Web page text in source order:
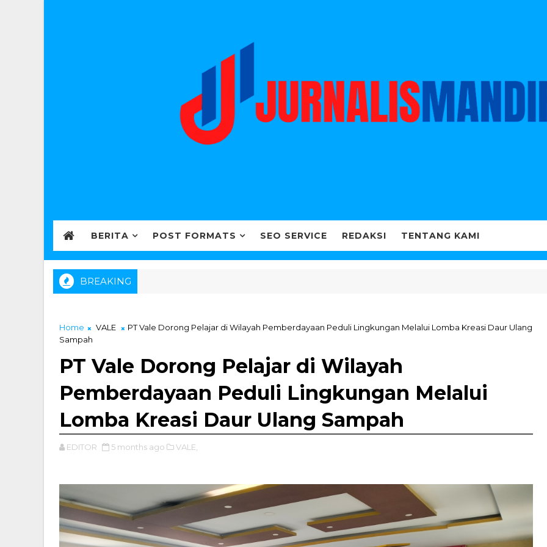
BERITA POST FORMATS SEO SERVICE REDAKSI TENTANG KAMI
BREAKING
Home VALE
PT Vale Dorong Pelajar di Wilayah Pemberdayaan Peduli Lingkungan Melalui Lomba Kreasi Daur Ulang
Sampah
PT Vale Dorong Pelajar di Wilayah
Pemberdayaan Peduli Lingkungan Melalui
Lomba Kreasi Daur Ulang Sampah
EDITOR 5 months ago VALE,